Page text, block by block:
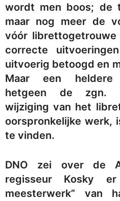
wordt men boos; de
maar nog meer de
vóór
correcte
uitvoerig betoogd en
Maar een heldere
hetgeen de zgn.
wijziging van het
oorspronkelijke werk,
te vinden.
DNO zei over de
regisseur Kosky er
meesterwerk” van